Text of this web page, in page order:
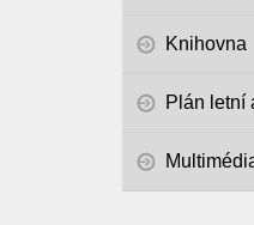
Knihovna
Plán letní